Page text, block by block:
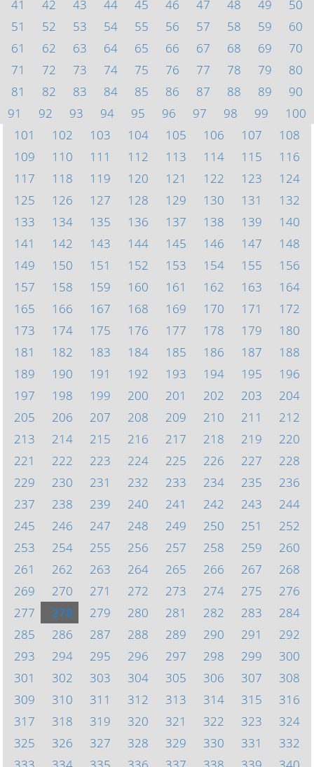
41
42 43 44 45 46 47 48 49
50
51
52 53 54 55 56 57 58 59
60
61
62 63 64 65 66 67 68 69
70
71
72 73 74 75 76 77 78 79
80
81
82 83 84 85 86 87 88 89
90
91
92 93 94 95 96 97 98 99
100
101
102 103 104 105 106 107
108
109
110 111 112 113 114 115
116
117
118 119 120 121 122 123
124
125
126 127 128 129 130 131
132
133
134 135 136 137 138 139
140
141
142 143 144 145 146 147
148
149
150 151 152 153 154 155
156
157
158 159 160 161 162 163
164
165
166 167 168 169 170 171
172
173
174 175 176 177 178 179
180
181
182 183 184 185 186 187
188
189
190 191 192 193 194 195
196
197
198 199 200 201 202 203
204
205
206 207 208 209 210 211
212
213
214 215 216 217 218 219
220
221
222 223 224 225 226 227
228
229
230 231 232 233 234 235
236
237
238 239 240 241 242 243
244
245
246 247 248 249 250 251
252
253
254 255 256 257 258 259
260
261
262 263 264 265 266 267
268
269
270 271 272 273 274 275
276
277
278 279 280 281 282 283
284
285
286 287 288 289 290 291
292
293
294 295 296 297 298 299
300
301
302 303 304 305 306 307
308
309
310 311 312 313 314 315
316
317
318 319 320 321 322 323
324
325
326 327 328 329 330 331
332